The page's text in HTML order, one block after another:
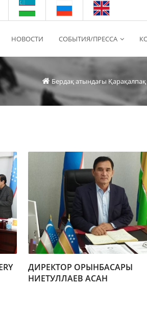
НОВОСТИ СОБЫТИЯ/ПРЕССА
Бердақ атындағы
ДИРЕКТОР ОРЫНБАСАРЫ
НИЕТУЛЛАЕВ АСАН